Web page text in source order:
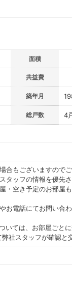
面積
共益費
築年月
総戸数 4
もございますのでご
ッフの情報を優先さ
・空き予定のお部屋
お電話にてお問い合
いては、お部屋ごと
社スタッフが確認と